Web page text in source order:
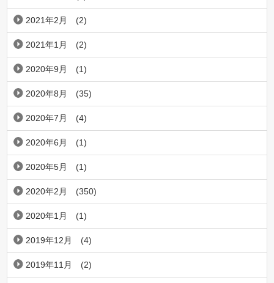
2021年2月 (2)
2021年1月 (2)
2020年9月 (1)
2020年8月 (35)
2020年7月 (4)
2020年6月 (1)
2020年5月 (1)
2020年2月 (350)
2020年1月 (1)
2019年12月 (4)
2019年11月 (2)